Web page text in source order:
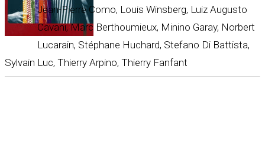
Jean-Pierre Como, Louis Winsberg, Luiz Augusto
Cavani, Marc Berthoumieux, Minino Garay, Norbert
Lucarain, Stéphane Huchard, Stefano Di Battista,
Sylvain Luc, Thierry Arpino, Thierry Fanfant